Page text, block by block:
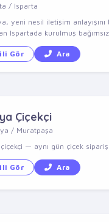
/ Isparta
yeni nesil iletişim
Ispartada kurulmuş
Gör Ara
Çiçekçi
/ Muratpaşa
— aynı gün çiçek
Gör Ara